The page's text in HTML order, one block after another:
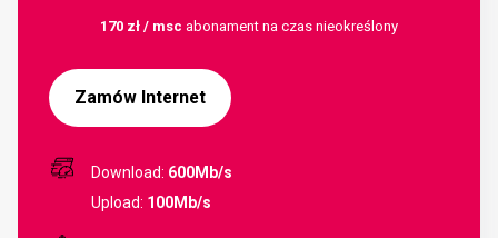
170 zł / msc abonament na czas nieokreślony
Zamów Internet
Download: 600Mb/s
Upload: 100Mb/s